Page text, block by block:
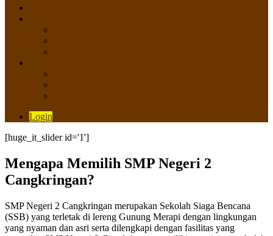
Login
[huge_it_slider id='1']
Mengapa Memilih SMP Negeri 2
Cangkringan?
SMP Negeri 2 Cangkringan merupakan Sekolah Siaga Bencana
(SSB) yang terletak di lereng Gunung Merapi dengan lingkungan
yang nyaman dan asri serta dilengkapi dengan fasilitas yang